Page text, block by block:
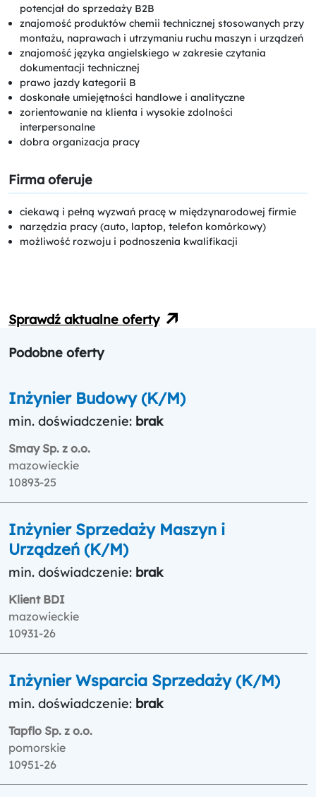
potencjał do sprzedaży B2B
znajomość produktów chemii technicznej stosowanych przy
montażu, naprawach i utrzymaniu ruchu maszyn i urządzeń
znajomość języka angielskiego w zakresie czytania
dokumentacji technicznej
prawo jazdy kategorii B
doskonałe umiejętności handlowe i analityczne
zorientowanie na klienta i wysokie zdolności
interpersonalne
dobra organizacja pracy
Firma oferuje
ciekawą i pełną wyzwań pracę w międzynarodowej firmie
narzędzia pracy (auto, laptop, telefon komórkowy)
możliwość rozwoju i podnoszenia kwalifikacji
Sprawdź aktualne oferty
Podobne oferty
Inżynier Budowy (K/M)
min. doświadczenie: brak
Smay Sp. z o.o.
mazowieckie
10893-25
Inżynier Sprzedaży Maszyn i
Urządzeń (K/M)
min. doświadczenie: brak
Klient BDI
mazowieckie
10931-26
Inżynier Wsparcia Sprzedaży (K/M)
min. doświadczenie: brak
Tapflo Sp. z o.o.
pomorskie
10951-26